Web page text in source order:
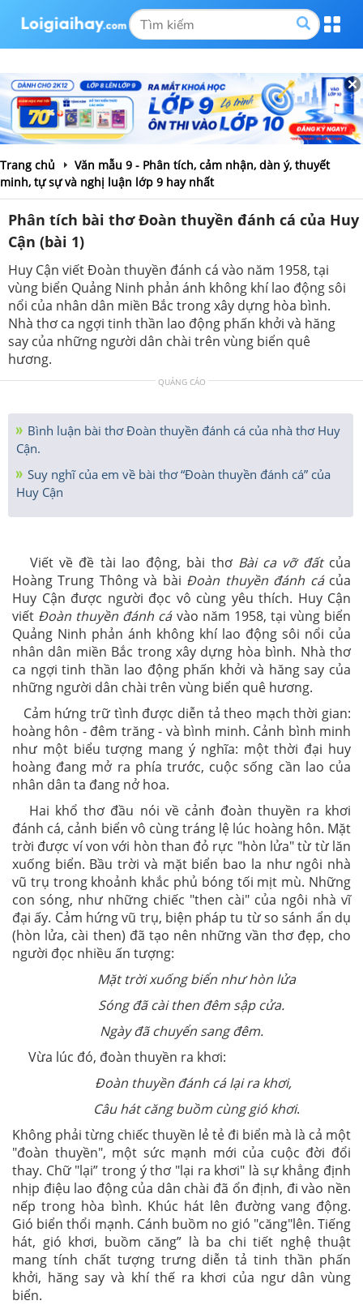
Trang chủ
Văn mẫu 9 - Phân tích, cảm nhận, dàn ý, thuyết
minh, tự sự và nghị luận lớp 9 hay nhất
Phân tích bài thơ Đoàn thuyền đánh cá của Huy
Cận (bài 1)
Huy Cận viết Đoàn thuyền đánh cá vào năm 1958, tại
vùng biển Quảng Ninh phản ánh không khí lao động sôi
nổi của nhân dân miền Bắc trong xây dựng hòa bình.
Nhà thơ ca ngợi tinh thần lao động phấn khởi và hăng
say của những người dân chài trên vùng biển quê
hương.
QUẢNG CÁO
Bình luận bài thơ Đoàn thuyền đánh cá của nhà thơ Huy
Cận.
Suy nghĩ của em về bài thơ “Đoàn thuyền đánh cá” của
Huy Cận
Viết về đề tài lao động, bài thơ Bài ca vỡ đấtcủa
Hoàng Trung Thông và bài Đoàn thuyền đánh cácủa
Huy Cận được người đọc vô cùng yêu thích. Huy Cận
viết Đoàn thuyền đánh cávào năm 1958, tại vùng biển
Quảng Ninh phản ánh không khí lao động sôi nổi của
nhân dân miền Bắc trong xây dựng hòa bình. Nhà thơ
ca ngợi tinh thần lao động phấn khởi và hăng say của
những người dân chài trên vùng biển quê hương.
Cảm hứng trữ tình được diễn tả theo mạch thời gian:
hoàng hôn - đêm trăng - và bình minh. Cảnh bình minh
như một biểu tượng mang ý nghĩa: một thời đại huy
hoàng đang mở ra phía trước, cuộc sống cần lao của
nhân dân ta đang nở hoa.
Hai khổ thơ đầu nói về cảnh đoàn thuyền ra khơi
đánh cá, cảnh biển vô cùng tráng lệ lúc hoàng hôn. Mặt
trời được ví von với hòn than đỏ rực "hòn lửa" từ từ lăn
xuống biển. Bầu trời và mặt biển bao la như ngôi nhà
vũ trụ trong khoảnh khắc phủ bóng tối mịt mù. Những
con sóng, như những chiếc "then cài" của ngôi nhà vĩ
đại ấy. Cảm hứng vũ trụ, biện pháp tu từ so sánh ẩn dụ
(hòn lửa, cài then) đã tạo nên những vần thơ đẹp, cho
người đọc nhiều ấn tượng:
Mặt trời xuống biển như hòn lửa
Sóng đã cài then đêm sập cửa.
Ngày đã chuyển sang đêm.
Vừa lúc đó, đoàn thuyền ra khơi:
Đoàn thuyền đánh cá lại ra khơi,
Câu hát căng buồm cùng gió khơi.
Không phải từng chiếc thuyền lẻ tẻ đi biển mà là cả một
"đoàn thuyền", một sức mạnh mới của cuộc đời đổi
thay. Chữ "lại” trong ý thơ "lại ra khơi" là sự khẳng định
nhịp điệu lao động của dân chài đã ổn định, đi vào nền
nếp trong hòa bình. Khúc hát lên đường vang động.
Gió biển thổi mạnh. Cánh buồm no gió "căng"lên. Tiếng
hát, gió khơi, buồm căng” là ba chi tiết nghệ thuật
mang tính chất tượng trưng diễn tả tinh thần phấn
khởi, hăng say và khí thế ra khơi của ngư dân vùng
biển.